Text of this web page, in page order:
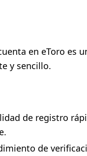
en eToro es
y sencillo.
de registro
de